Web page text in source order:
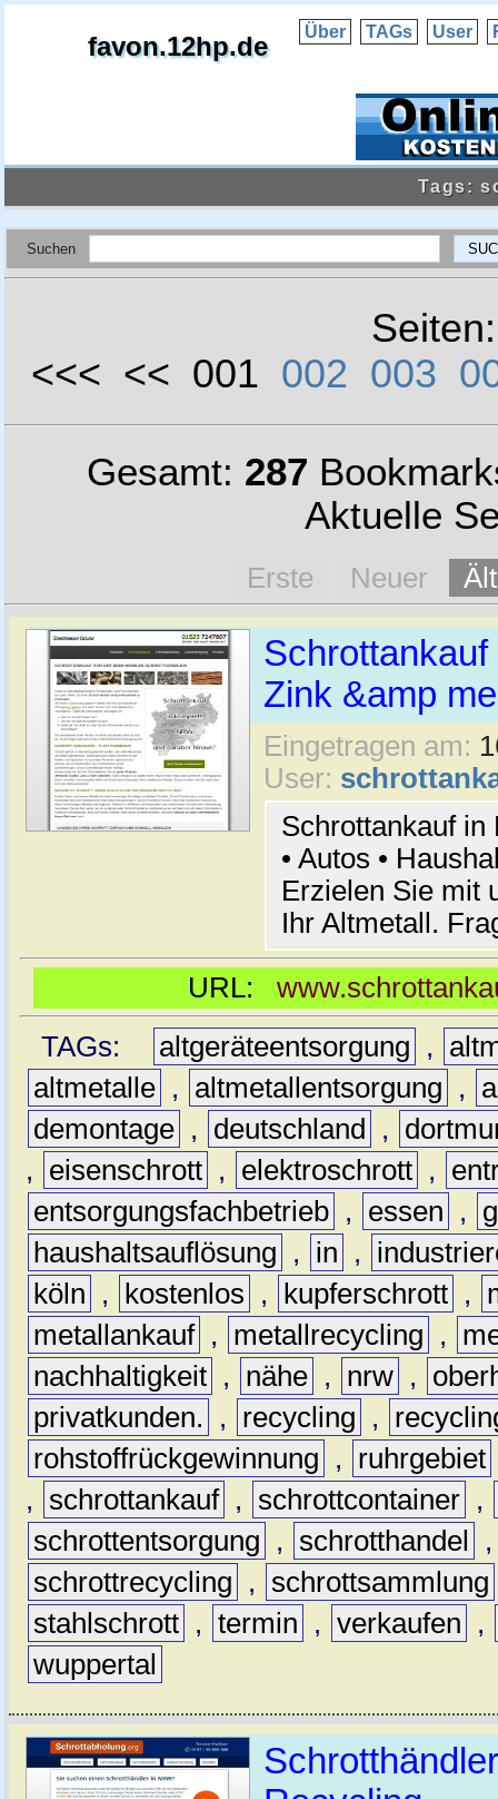
favon.12hp.de Über TAGs User
Tags:
Suchen
<<< << 001 002 003
Gesamt: 287
Aktuelle
Erste Neuer
Schrottankauf
Zink &amp
Eingetragen am:
User:
Schrottankauf in
• Autos •
Erzielen Sie mit
Ihr Altmetall.
URL:
TAGs:
altgeräteentsorgung ,
altmetalle , altmetallentsorgung ,
demontage , deutschland ,
,
eisenschrott , elektroschrott ,
entsorgungsfachbetrieb , essen ,
haushaltsauflösung
, in ,
köln
, kostenlos , kupferschrott ,
metallankauf , metallrecycling ,
nachhaltigkeit , nähe , nrw ,
privatkunden.
, recycling ,
rohstoffrückgewinnung
, ruhrgebiet
,
schrottankauf , schrottcontainer ,
schrottentsorgung
, schrotthandel
schrottrecycling
, schrottsammlung
stahlschrott , termin , verkaufen
,
wuppertal